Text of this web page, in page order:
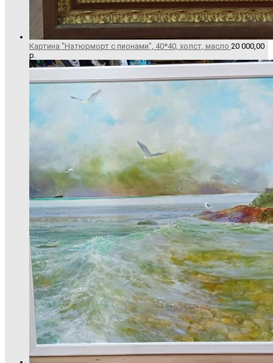
Картина "Натюрморт с пионами", 40*40, холст, масло 20 000,00
р.